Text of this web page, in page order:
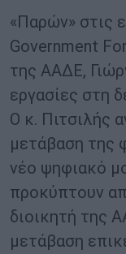
«Παρών» στις
Government
της ΑΑΔΕ,
εργασίες στη
Ο κ. Πιτσιλής
μετάβαση της
νέο ψηφιακό
προκύπτουν
διοικητή της
μετάβαση